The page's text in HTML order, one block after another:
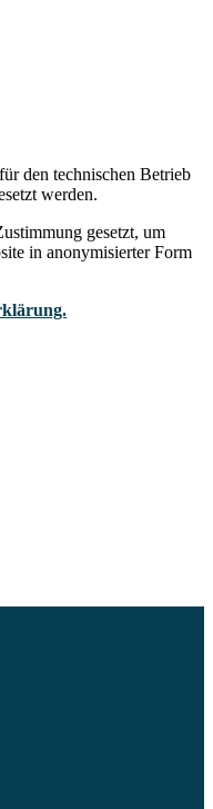
den technischen Betrieb
werden.
gesetzt, um
in anonymisierter Form